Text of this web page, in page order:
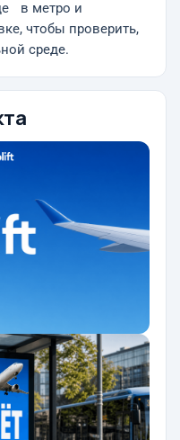
в метро и
чтобы проверить,
среде.